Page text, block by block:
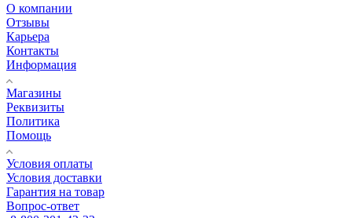
О компании
Отзывы
Карьера
Контакты
Информация
Магазины
Реквизиты
Политика
Помощь
Условия оплаты
Условия доставки
Гарантия на товар
Вопрос-ответ